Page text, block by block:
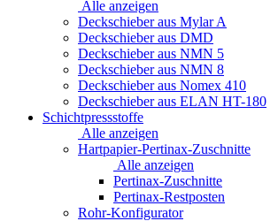
Alle anzeigen
Deckschieber aus Mylar A
Deckschieber aus DMD
Deckschieber aus NMN 5
Deckschieber aus NMN 8
Deckschieber aus Nomex 410
Deckschieber aus ELAN HT-180
Schichtpressstoffe
Alle anzeigen
Hartpapier-Pertinax-Zuschnitte
Alle anzeigen
Pertinax-Zuschnitte
Pertinax-Restposten
Rohr-Konfigurator